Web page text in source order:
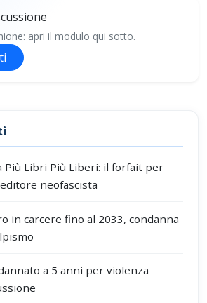
apri il modulo qui sotto.
Più Libri Più Liberi: il forfait per
neofascista
in carcere fino al 2033, condanna
a 5 anni per violenza